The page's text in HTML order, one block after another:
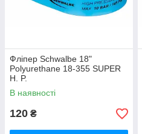
Фліпер Schwalbe 18"
Polyurethane 18-355 SUPER
H. P.
В наявності
120 ₴